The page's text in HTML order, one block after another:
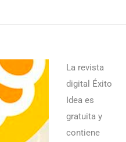
La revista
digital Éxito
Idea es
gratuita y
contiene